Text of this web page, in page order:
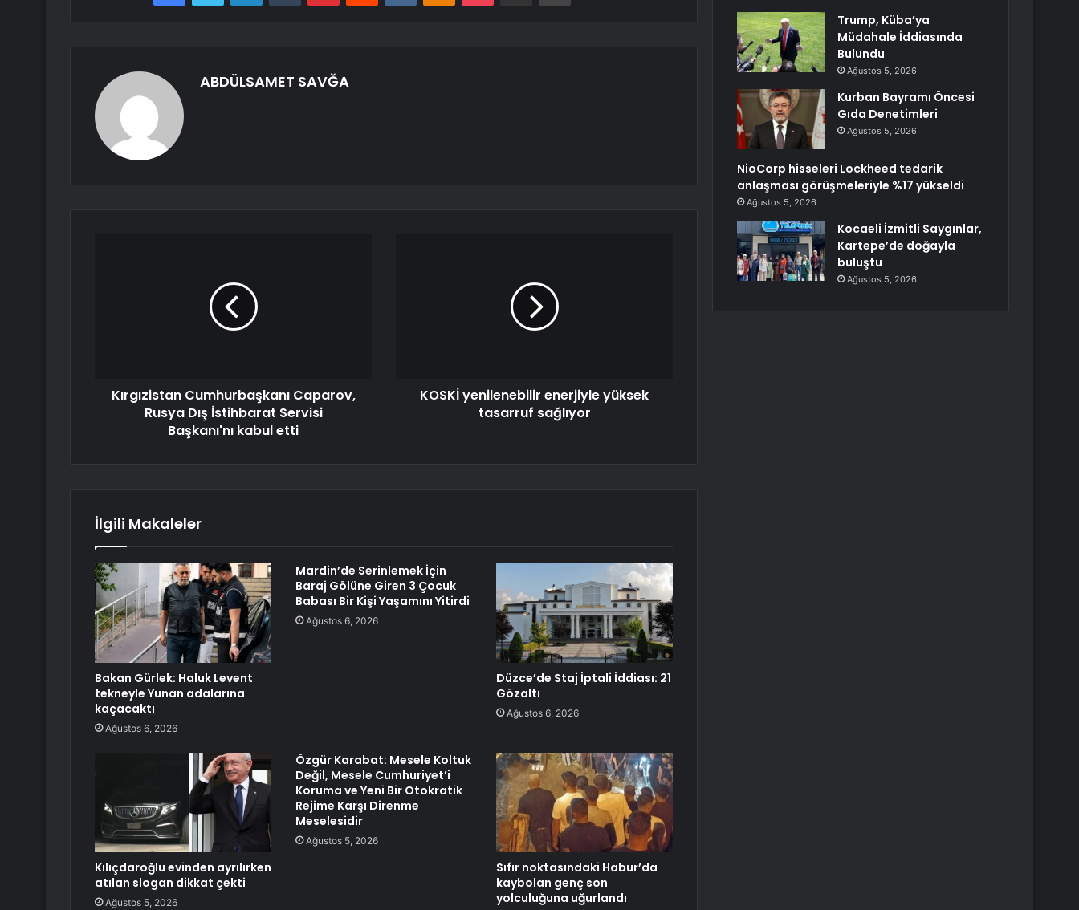
ABDÜLSAMET SAVĞA
Kırgızistan Cumhurbaşkanı Caparov,
Rusya Dış İstihbarat Servisi
Başkanı'nı kabul etti
KOSKİ yenilenebilir enerjiyle yüksek
tasarruf sağlıyor
İlgili Makaleler
Bakan Gürlek: Haluk Levent
tekneyle Yunan adalarına
kaçacaktı
Ağustos 6, 2026
Mardin’de Serinlemek İçin
Baraj Gölüne Giren 3 Çocuk
Babası Bir Kişi Yaşamını Yitirdi
Ağustos 6, 2026
Düzce’de Staj İptali İddiası: 21
Gözaltı
Ağustos 6, 2026
Kılıçdaroğlu evinden ayrılırken
atılan slogan dikkat çekti
Ağustos 5, 2026
Özgür Karabat: Mesele Koltuk
Değil, Mesele Cumhuriyet’i
Koruma ve Yeni Bir Otokratik
Rejime Karşı Direnme
Meselesidir
Ağustos 5, 2026
Sıfır noktasındaki Habur’da
kaybolan genç son
yolculuğuna uğurlandı
Trump, Küba’ya
Müdahale İddiasında
Bulundu
Ağustos 5, 2026
Kurban Bayramı Öncesi
Gıda Denetimleri
Ağustos 5, 2026
NioCorp hisseleri Lockheed tedarik
anlaşması görüşmeleriyle %17 yükseldi
Ağustos 5, 2026
Kocaeli İzmitli Saygınlar,
Kartepe’de doğayla
buluştu
Ağustos 5, 2026